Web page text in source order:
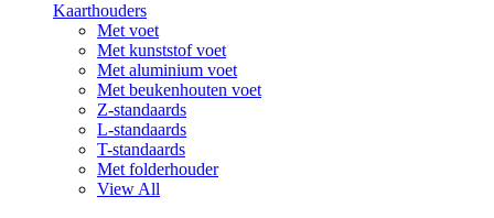
Kaarthouders
Met voet
Met kunststof voet
Met aluminium voet
Met beukenhouten voet
Z-standaards
L-standaards
T-standaards
Met folderhouder
View All